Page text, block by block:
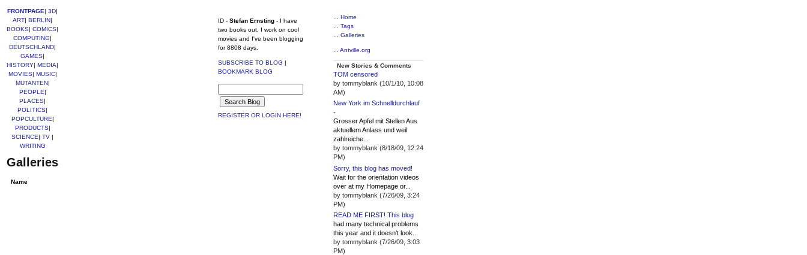
FRONTPAGE| 3D|
ART| BERLIN|
BOOKS| COMICS|
COMPUTING|
DEUTSCHLAND|
GAMES|
HISTORY| MEDIA|
MOVIES| MUSIC|
MUTANTEN|
PEOPLE|
PLACES|
POLITICS|
POPCULTURE|
PRODUCTS|
SCIENCE| TV |
WRITING
Galleries
Name
ID - Stefan Ernsting - I have
two books out, I work on cool
movies and I've been blogging
for 8808 days.
SUBSCRIBE TO BLOG |
BOOKMARK BLOG
REGISTER OR LOGIN HERE!
Home
Tags
Galleries
Antville.org
New Stories & Comments
TOM censored
by tommyblank (10/1/10, 10:08
AM)
New York im Schnelldurchlauf
-
Grosser Apfel mit Stellen Aus
aktuellem Anlass und weil
zahlreiche...
by tommyblank (8/18/09, 12:24
PM)
Sorry, this blog has moved!
Wait for the orientation videos
over at my Homepage or...
by tommyblank (7/26/09, 3:24
PM)
READ ME FIRST! This blog
had many technical problems
this year and it doesn't look...
by tommyblank (7/26/09, 3:03
PM)